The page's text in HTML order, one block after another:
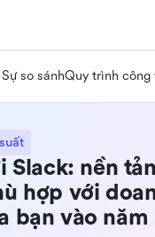
Sự so sánhQuy trình công
Slack: nền
hợp với
bạn vào năm